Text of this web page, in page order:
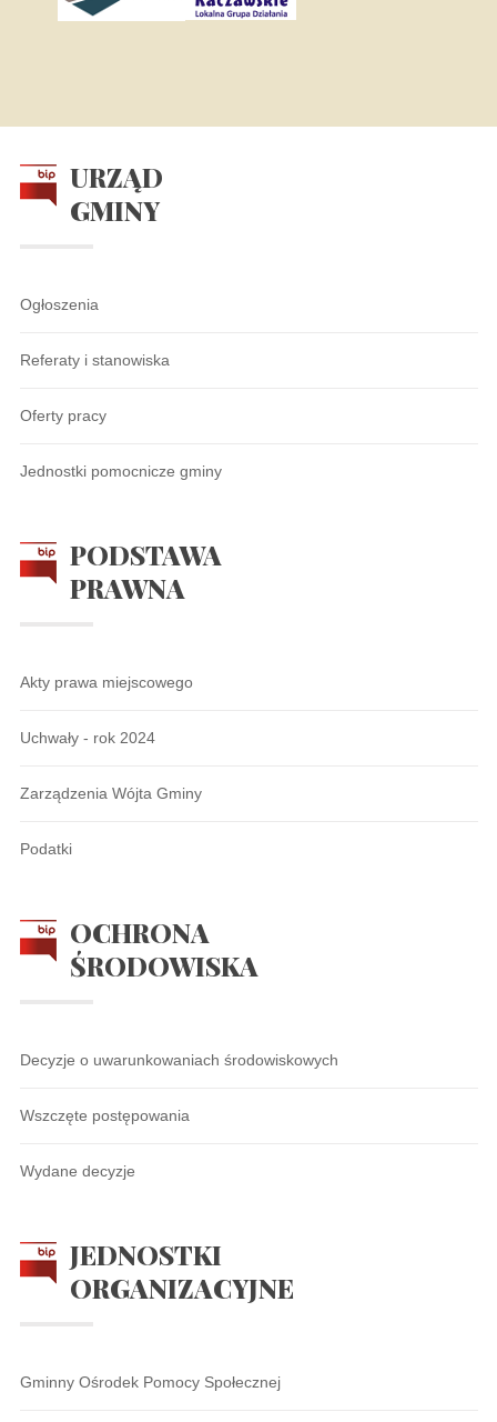
URZĄD
GMINY
Ogłoszenia
Referaty i stanowiska
Oferty pracy
Jednostki pomocnicze gminy
PODSTAWA
PRAWNA
Akty prawa miejscowego
Uchwały - rok 2024
Zarządzenia Wójta Gminy
Podatki
OCHRONA
ŚRODOWISKA
Decyzje o uwarunkowaniach środowiskowych
Wszczęte postępowania
Wydane decyzje
JEDNOSTKI
ORGANIZACYJNE
Gminny Ośrodek Pomocy Społecznej